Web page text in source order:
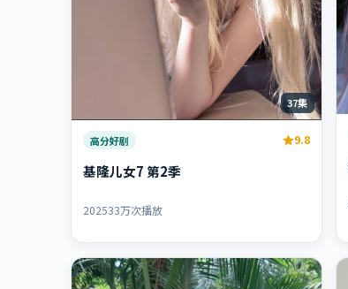
37集
高分好剧 9.8
基隆儿女7 第2季
202533万次播放